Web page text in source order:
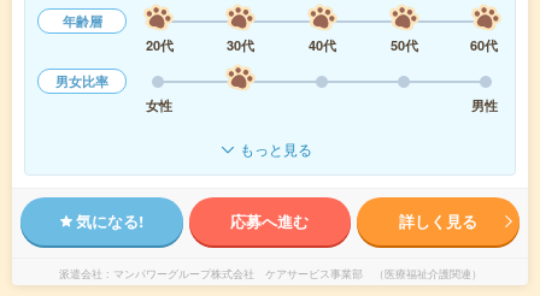
年齢層
20代
30代 40代 50代
60代
男女比率
女性
男性
もっと見る
気になる! 応募へ進む 詳しく見る
派遣会社 マンパワーグループ株式会社 ケアサービス事業部 （医療福祉介護関連）